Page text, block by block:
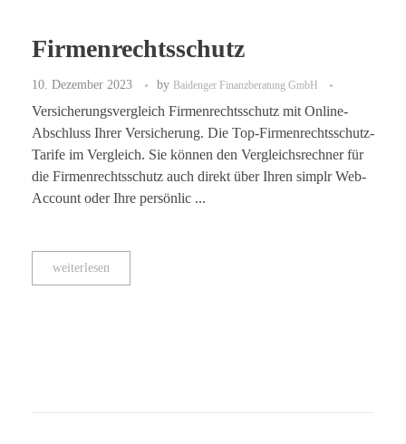
Firmenrechtsschutz
10. Dezember 2023 by Baidenger Finanzberatung GmbH
Versicherungsvergleich Firmenrechtsschutz mit Online-
Abschluss Ihrer Versicherung. Die Top-Firmenrechtsschutz-
Tarife im Vergleich. Sie können den Vergleichsrechner für
die Firmenrechtsschutz auch direkt über Ihren simplr Web-
Account oder Ihre persönlic ...
weiterlesen